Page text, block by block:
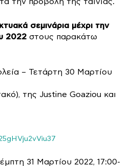
σεμινάρια μέχρι την
2022 στους παρακάτω
– Τετάρτη 30 Μαρτίου
της Justine Goaziou και
31 Μαρτίου 2022, 17:00-